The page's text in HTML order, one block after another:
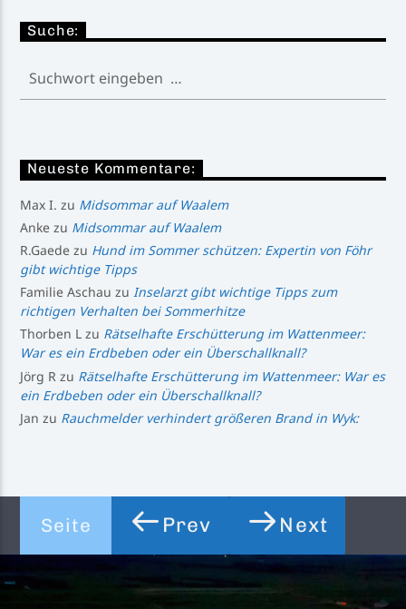
Suche:
Neueste Kommentare:
Max I. zu Midsommar auf Waalem
Anke zu Midsommar auf Waalem
R.Gaede zu Hund im Sommer schützen: Expertin von Föhr
gibt wichtige Tipps
Familie Aschau zuInselarzt gibt wichtige Tipps zum
richtigen Verhalten bei Sommerhitze
Thorben L zu Rätselhafte Erschütterung im Wattenmeer:
War es ein Erdbeben oder ein Überschallknall?
Jörg R zu Rätselhafte Erschütterung im Wattenmeer: War es
ein Erdbeben oder ein Überschallknall?
Jan zu Rauchmelder verhindert größeren Brand in Wyk:
Seite Prev Next